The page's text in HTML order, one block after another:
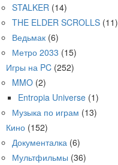
STALKER (14)
THE ELDER SCROLLS (11)
Ведьмак (6)
Метро 2033 (15)
Игры на PC (252)
MMO (2)
Entropia Universe (1)
Музыка по играм (13)
Кино (152)
Документалка (6)
Мультфильмы (36)